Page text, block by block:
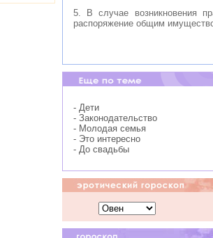
5. В случае возникновения
распоряжение общим
- Дети
- Законодательство
- Молодая семья
- Это интересно
- До свадьбы